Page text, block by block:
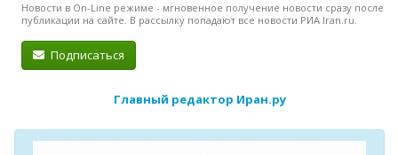
Новости в On-Line режиме - мгновенное получение новости сразу после
публикации на сайте. В рассылку попадают все новости РИА Iran.ru.
Подписаться
Главный редактор Иран.ру